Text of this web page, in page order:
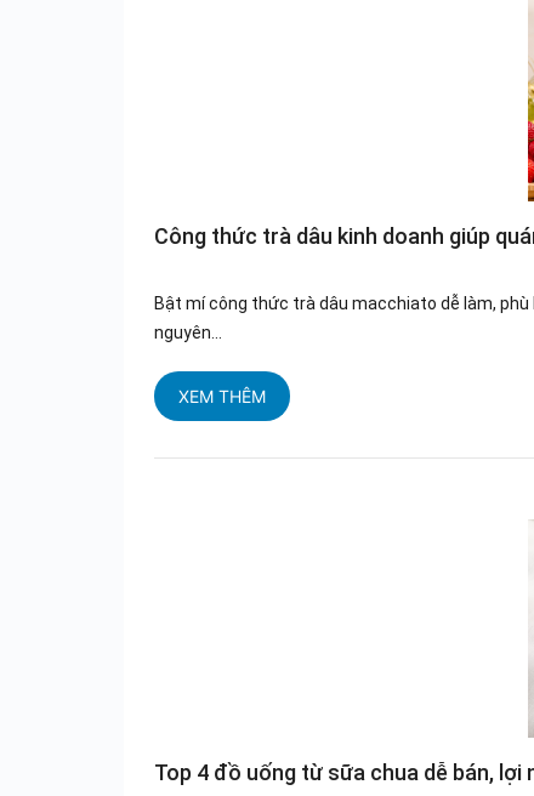
Công thức trà dâu kinh doanh giúp
Bật mí công thức trà dâu macchiato dễ làm, phù
nguyên...
XEM THÊM
Top 4 đồ uống từ sữa chua dễ bán,